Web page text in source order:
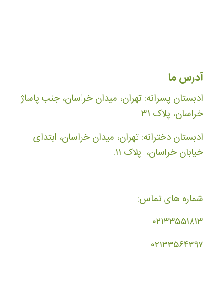
آدرس ما
ادبستان پسرانه: تهران، میدان خراسان، جنب پاساژ
خراسان، پلاک ۳۱
ادبستان دخترانه: تهران، میدان خراسان، ابتدای
خیابان خراسان، پلاک ۱۱.
شماره های تماس:
۰۲۱۳۳۵۵۱۸۱۳
۰۲۱۳۳۵۶۴۳۹۷